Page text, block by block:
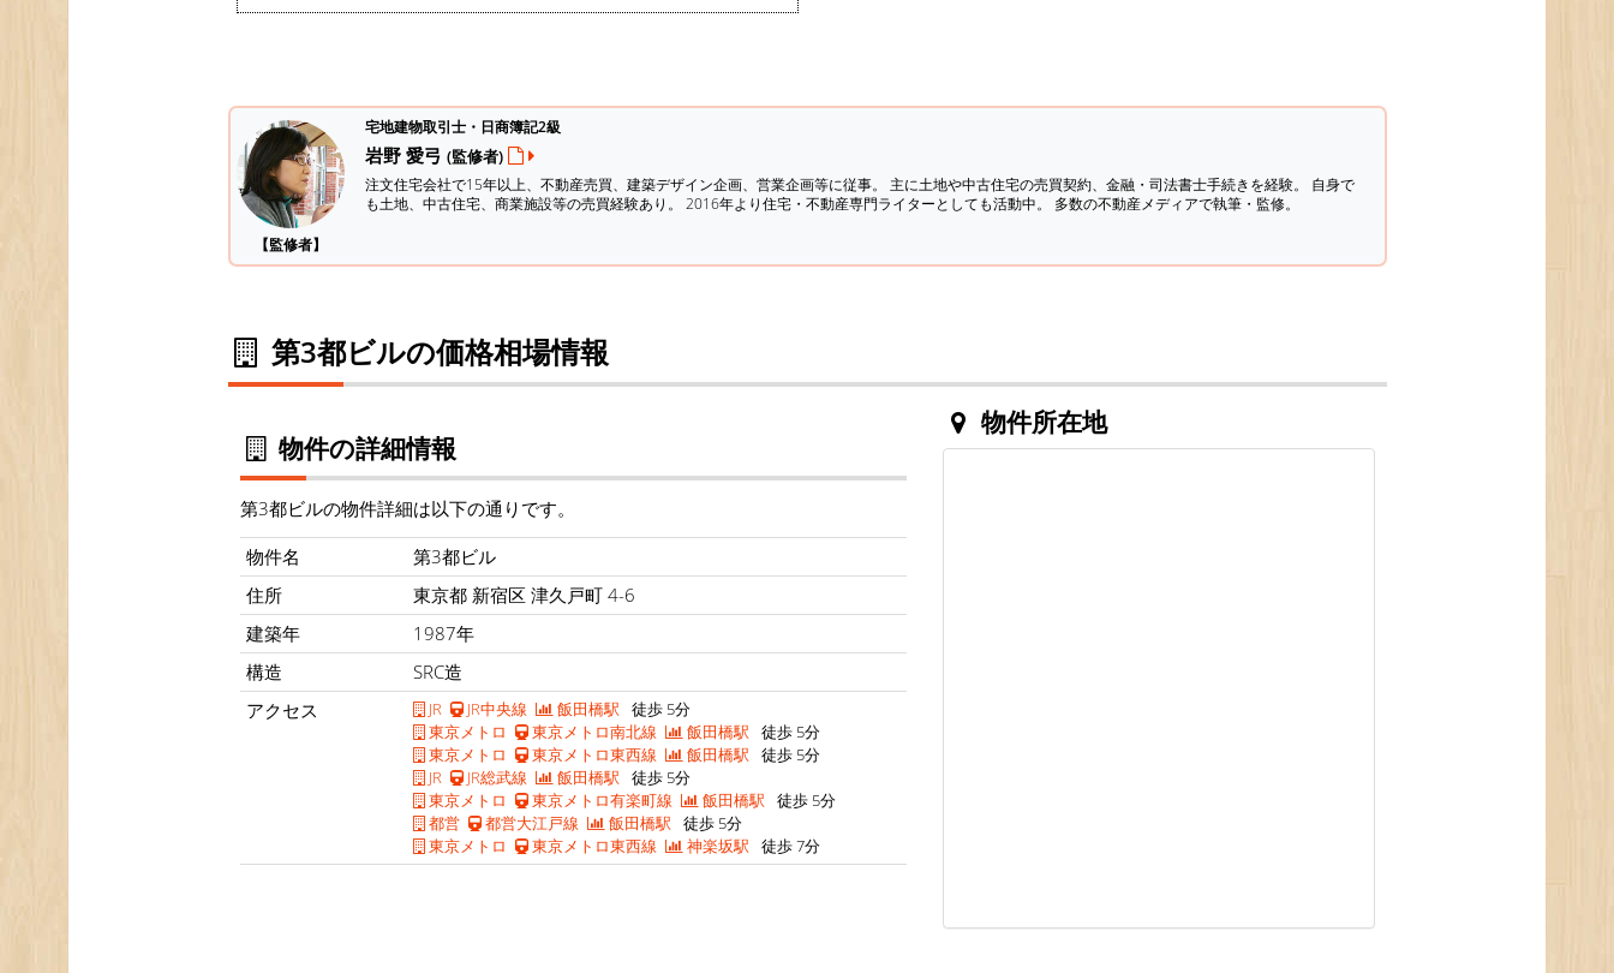
【監修者】
宅地建物取引士・日商簿記2級
岩野 愛弓 (監修者)
注文住宅会社で15年以上、不動産売買、建築デザイン企画、営業企画等に従事。 主に土地や中古住宅の売買契約、金融・司法書士手続きを経験。 自身で
も土地、中古住宅、商業施設等の売買経験あり。 2016年より住宅・不動産専門ライターとしても活動中。 多数の不動産メディアで執筆・監修。
第3都ビルの価格相場情報
物件の詳細情報
第3都ビルの物件詳細は以下の通りです。
物件名
第3都ビル
住所
東京都 新宿区 津久戸町 4-6
建築年
1987年
構造
SRC造
アクセス
JR JR中央線 飯田橋駅 徒歩 5分
東京メトロ
東京メトロ南北線 飯田橋駅 徒歩 5分
東京メトロ
東京メトロ東西線 飯田橋駅 徒歩 5分
JR
JR総武線 飯田橋駅 徒歩 5分
東京メトロ
東京メトロ有楽町線 飯田橋駅 徒歩 5分
都営
都営大江戸線 飯田橋駅 徒歩 5分
東京メトロ
東京メトロ東西線 神楽坂駅 徒歩 7分
物件所在地